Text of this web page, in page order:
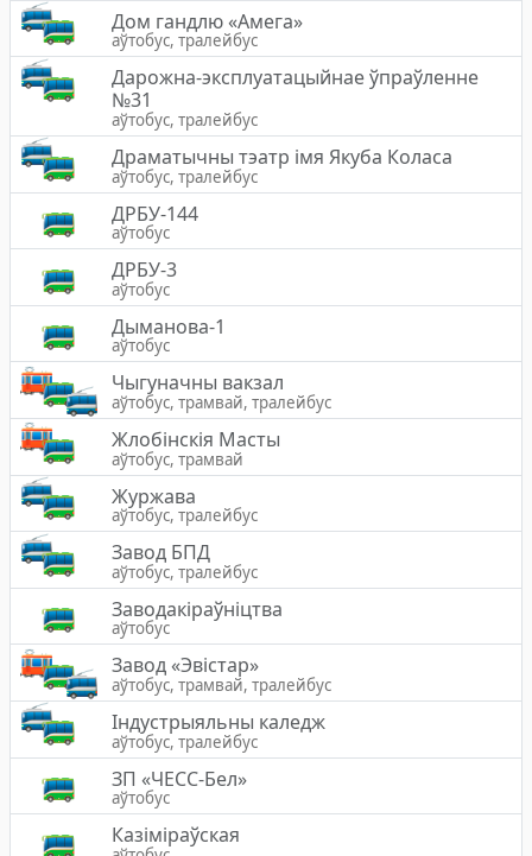
Дом гандлю «Амега»
аўтобус, тралейбус
Дарожна-эксплуатацыйнае ўпраўленне
№31
аўтобус, тралейбус
Драматычны тэатр імя Якуба Коласа
аўтобус, тралейбус
ДРБУ-144
аўтобус
ДРБУ-3
аўтобус
Дыманова-1
аўтобус
Чыгуначны вакзал
аўтобус, трамвай, тралейбус
Жлобiнскiя Масты
аўтобус, трамвай
Журжава
аўтобус, тралейбус
Завод БПД
аўтобус, тралейбус
Заводакіраўніцтва
аўтобус
Завод «Эвістар»
аўтобус, трамвай, тралейбус
Індустрыяльны каледж
аўтобус, тралейбус
ЗП «ЧЕСС-Бел»
аўтобус
Казіміраўская